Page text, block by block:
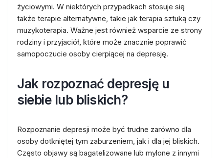
życiowymi. W niektórych przypadkach stosuje się
także terapie alternatywne, takie jak terapia sztuką czy
muzykoterapia. Ważne jest również wsparcie ze strony
rodziny i przyjaciół, które może znacznie poprawić
samopoczucie osoby cierpiącej na depresję.
Jak rozpoznać depresję u
siebie lub bliskich?
Rozpoznanie depresji może być trudne zarówno dla
osoby dotkniętej tym zaburzeniem, jak i dla jej bliskich.
Często objawy są bagatelizowane lub mylone z innymi